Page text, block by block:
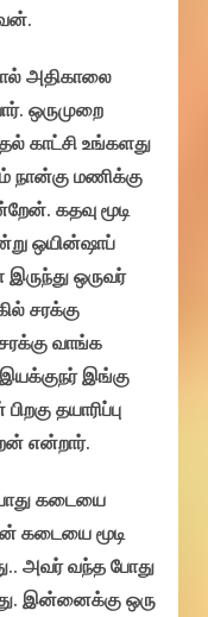
அதிகாலை
ஒருமுறை
காட்சி உங்களது
நான்கு மணிக்கு
கதவு மூடி
ஒயின்ஷாப்
ஒருவர்
சரக்கு
வாங்க
இங்கு
தயாரிப்பு
என்றார்.
கடையை
கடையை மூடி
அவர் வந்த போது
இன்னைக்கு ஒரு